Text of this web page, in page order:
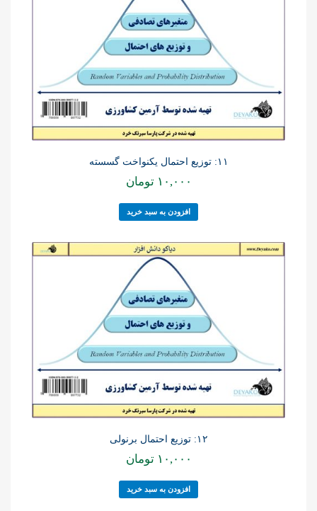
۱۱: توزیع احتمال یکنواخت گسسته
۱۰,۰۰۰ تومان
افزودن به سبد خرید
۱۲: توزیع احتمال برنولی
۱۰,۰۰۰ تومان
افزودن به سبد خرید